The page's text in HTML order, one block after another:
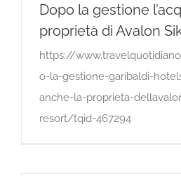
Dopo la gestione
proprietà di Avalon
https://
o-la-gestione-garibaldi-
anche-la-proprieta-
resort/tqid-467294